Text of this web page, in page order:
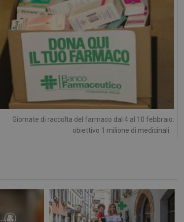
Giornate di raccolta del farmaco dal 4 al 10 febbraio:
obiettivo 1 milione di medicinali
Marketing
fruibile il sito web abilitandone funzionalità di base quali la
sito web non è in grado di funzionare correttamente senza questi
SCADENZA DESCRIZIONE
Cookie generato da applicazioni
mantenere le variabili di sessione
un numero generato in modo
viene utilizzato può essere specifico
mese
Analytics, che è un aggiornamento
servizio di analisi più comunemente
Questo cookie viene utilizzato per
unici assegnando un numero
come identificatore del cliente. È